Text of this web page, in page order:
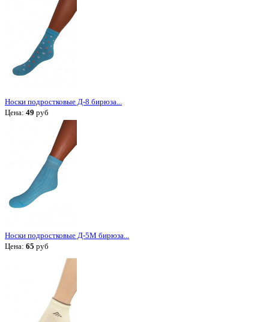
Носки подростковые Д-8 бирюза...
Цена: 49 руб
Носки подростковые Д-5М бирюза...
Цена: 65 руб